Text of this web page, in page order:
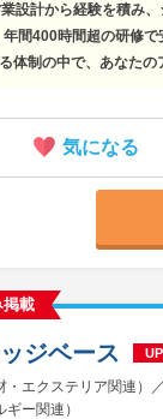
設計から経験を積み
間400時間超の研修で
体制の中で、あなた
気になる
掲載
・エクステリア関連）
ー関連）
ジベース